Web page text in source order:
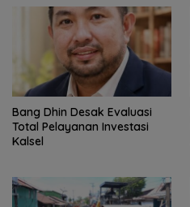
‎Bang Dhin Desak Evaluasi
Total Pelayanan Investasi
Kalsel